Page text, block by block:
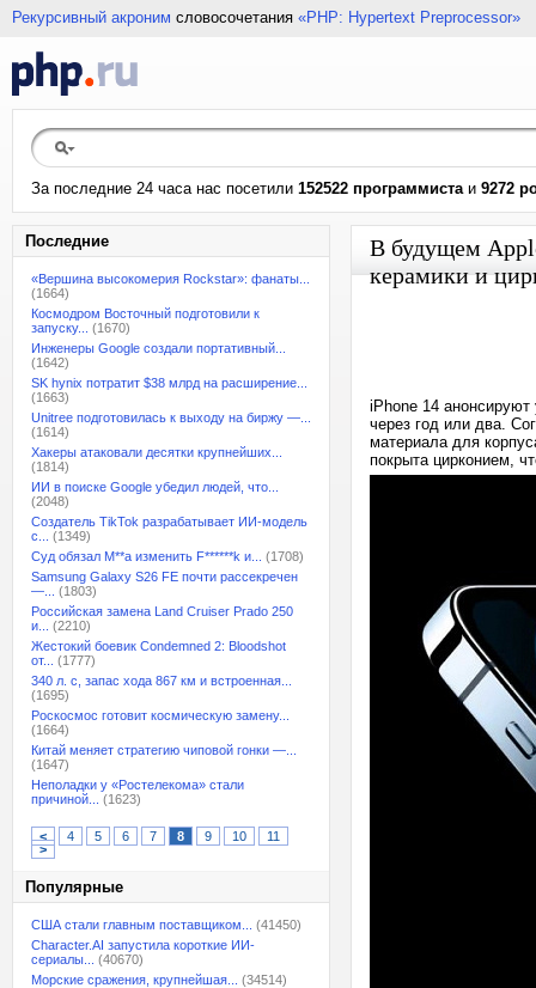
Рекурсивный акроним словосочетания «PHP: Hypertext Preprocessor»
За последние 24 часа нас посетили 152522 программистаи 9272
Последние
«Вершина высокомерия Rockstar»: фанаты...
(1664)
Космодром Восточный подготовили к
запуску...
(1670)
Инженеры Google создали портативный...
(1642)
SK hynix потратит $38 млрд на расширение...
(1663)
Unitree подготовилась к выходу на биржу —...
(1614)
Хакеры атаковали десятки крупнейших...
(1814)
ИИ в поиске Google убедил людей, что...
(2048)
Создатель TikTok разрабатывает ИИ-модель
с...
(1349)
Суд обязал M**a изменить F******k и...
(1708)
Samsung Galaxy S26 FE почти рассекречен
—...
(1803)
Российская замена Land Cruiser Prado 250
и...
(2210)
Жестокий боевик Condemned 2: Bloodshot
от...
(1777)
340 л. с, запас хода 867 км и встроенная...
(1695)
Роскосмос готовит космическую замену...
(1664)
Китай меняет стратегию чиповой гонки —...
(1647)
Неполадки у «Ростелекома» стали
причиной...
(1623)
< 4 5 6 7 8 9 10
11
>
Популярные
США стали главным поставщиком...
(41450)
Character.AI запустила короткие ИИ-
сериалы...
(40670)
Морские сражения, крупнейшая...
(34514)
В будущем
керамики и
iPhone 14
через год или два.
материала для
покрыта цирконием,